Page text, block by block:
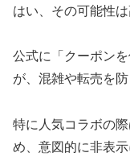
はい、その可能性は
公式に「クーポン
が、混雑や転売を
特に人気コラボの
め、意図的に非表